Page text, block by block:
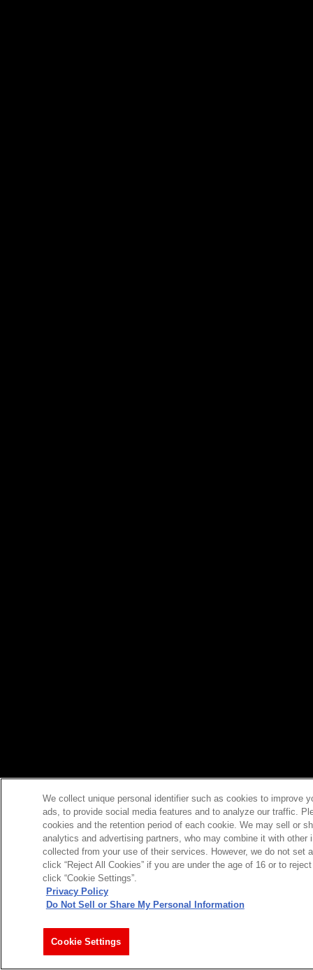
We collect unique personal identifier such as cookies to improve
ads, to provide social media features and to analyze our traffic.
cookies and the retention period of each cookie. We may sell or
analytics and advertising partners, who may combine it with
collected from your use of their services. However, we do not set
click “Reject All Cookies” if you are under the age of 16 or to
click “Cookie Settings”.
Privacy Policy
Do Not Sell or Share My Personal Information
Cookie Settings